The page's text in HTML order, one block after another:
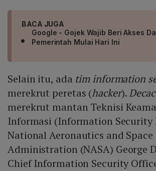
BACA JUGA
Google - Gojek Wajib Beri Akses
Pemerintah Mulai Hari Ini
Selain itu, ada tim information
merekrut peretas (hacker).
merekrut mantan Teknisi
Informasi (Information Security
National Aeronautics and Space
Administration (NASA) George
Chief Information Security